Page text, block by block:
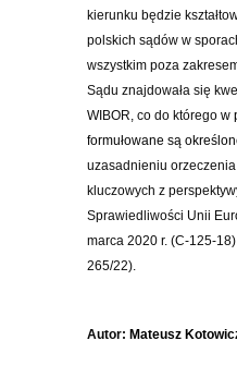
kierunku będzie
polskich sądów w
wszystkim poza
Sądu znajdowała się
WIBOR, co do którego w
formułowane są
uzasadnieniu
kluczowych z
Sprawiedliwości Unii
marca 2020 r. (C-125-
265/22).
Autor: Mateusz